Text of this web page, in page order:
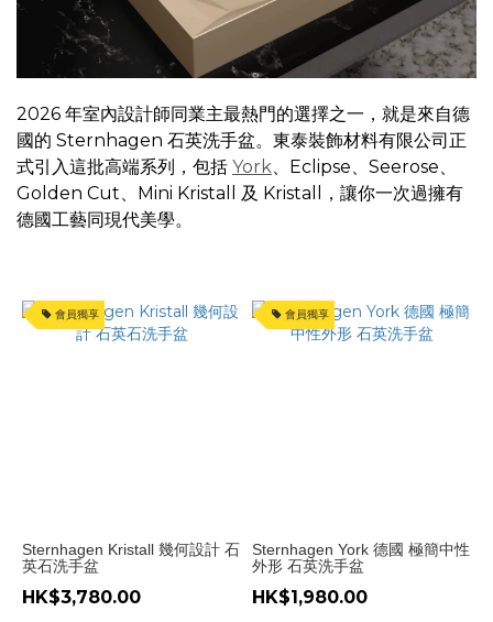
價格
(HK$)
~
2026 年室內設計師同業主最熱門的選擇之一，就是來自德
國的 Sternhagen 石英洗手盆。東泰裝飾材料有限公司正
式引入這批高端系列，包括 York 、Eclipse、Seerose、
Golden Cut、Mini Kristall 及 Kristall，讓你一次過擁有
德國工藝同現代美學。
會員獨享
Sternhagen Kristall 幾何設計 石
英石洗手盆
HK$3,780.00
會員獨享
Sternhagen York 德國 極簡中性
外形 石英洗手盆
HK$1,980.00